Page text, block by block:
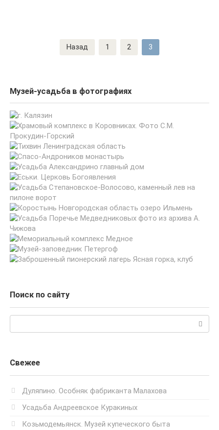
Назад 1 2 3
Музей-усадьба в фотографиях
Поиск по сайту
Свежее
Дуляпино. Особняк фабриканта Малахова
Усадьба Андреевское Куракиных
Козьмодемьянск. Музей купеческого быта